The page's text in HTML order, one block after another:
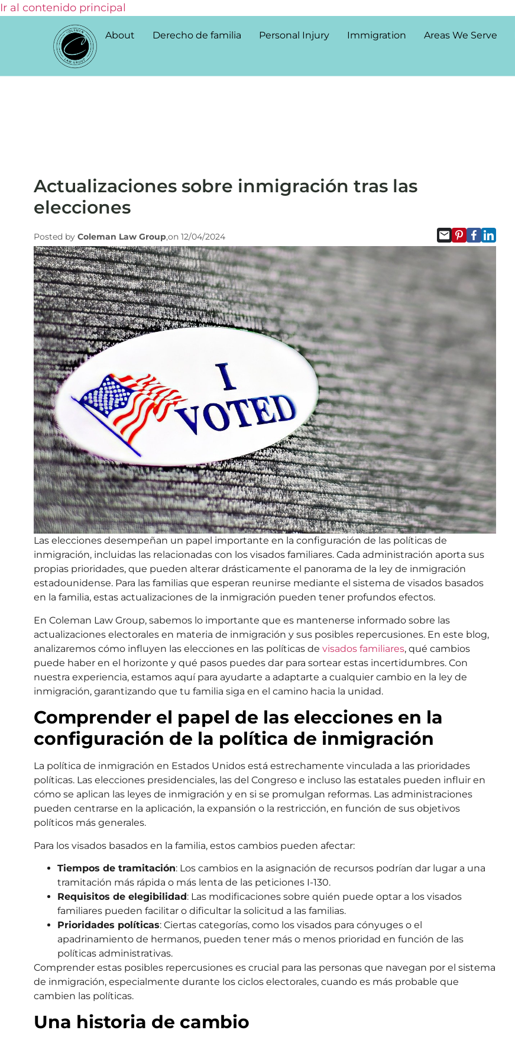
Ir al contenido principal
About Derecho de familia Personal Injury Immigration Areas We Serve
Actualizaciones sobre inmigración tras las
elecciones
Posted by Coleman Law Group,on 12/04/2024
Las elecciones desempeñan un papel importante en la configuración de las políticas de
inmigración, incluidas las relacionadas con los visados familiares. Cada administración aporta sus
propias prioridades, que pueden alterar drásticamente el panorama de la ley de inmigración
estadounidense. Para las familias que esperan reunirse mediante el sistema de visados basados
en la familia, estas actualizaciones de la inmigración pueden tener profundos efectos.
En Coleman Law Group, sabemos lo importante que es mantenerse informado sobre las
actualizaciones electorales en materia de inmigración y sus posibles repercusiones. En este blog,
analizaremos cómo influyen las elecciones en las políticas de visados familiares, qué cambios
puede haber en el horizonte y qué pasos puedes dar para sortear estas incertidumbres. Con
nuestra experiencia, estamos aquí para ayudarte a adaptarte a cualquier cambio en la ley de
inmigración, garantizando que tu familia siga en el camino hacia la unidad.
Comprender el papel de las elecciones en la
configuración de la política de inmigración
La política de inmigración en Estados Unidos está estrechamente vinculada a las prioridades
políticas. Las elecciones presidenciales, las del Congreso e incluso las estatales pueden influir en
cómo se aplican las leyes de inmigración y en si se promulgan reformas. Las administraciones
pueden centrarse en la aplicación, la expansión o la restricción, en función de sus objetivos
políticos más generales.
Para los visados basados en la familia, estos cambios pueden afectar:
Tiempos de tramitación: Los cambios en la asignación de recursos podrían dar lugar a una
tramitación más rápida o más lenta de las peticiones I-130.
Requisitos de elegibilidad: Las modificaciones sobre quién puede optar a los visados
familiares pueden facilitar o dificultar la solicitud a las familias.
Prioridades políticas: Ciertas categorías, como los visados para cónyuges o el
apadrinamiento de hermanos, pueden tener más o menos prioridad en función de las
políticas administrativas.
Comprender estas posibles repercusiones es crucial para las personas que navegan por el sistema
de inmigración, especialmente durante los ciclos electorales, cuando es más probable que
cambien las políticas.
Una historia de cambio